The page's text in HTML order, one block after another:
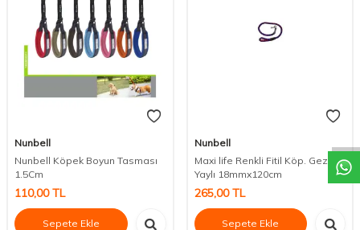
DESTEK
Nunbell
Nunbell Köpek Boyun Tasması
1.5Cm
110,00TL
Sepete Ekle
Nunbell
Maxi life Renkli Fitil Köp. Gezd.
Yaylı 18mmx120cm
265,00TL
Sepete Ekle